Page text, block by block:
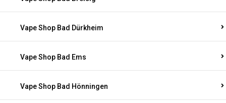
Vape Shop Bad Dürkheim
Vape Shop Bad Ems
Vape Shop Bad Hönningen